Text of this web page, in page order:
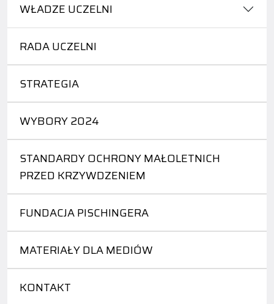
WŁADZE UCZELNI
RADA UCZELNI
STRATEGIA
WYBORY 2024
STANDARDY OCHRONY MAŁOLETNICH
PRZED KRZYWDZENIEM
FUNDACJA PISCHINGERA
MATERIAŁY DLA MEDIÓW
KONTAKT